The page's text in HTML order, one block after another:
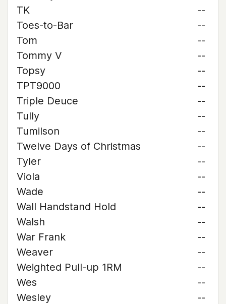
TK
--
Toes-to-Bar
--
Tom
--
Tommy V
--
Topsy
--
TPT9000
--
Triple Deuce
--
Tully
--
Tumilson
--
Twelve Days of Christmas
--
Tyler
--
Viola
--
Wade
--
Wall Handstand Hold
--
Walsh
--
War Frank
--
Weaver
--
Weighted Pull-up 1RM
--
Wes
--
Wesley
--